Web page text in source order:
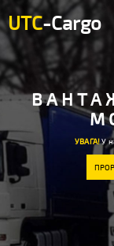
UTC-Cargo
УВАГА!У